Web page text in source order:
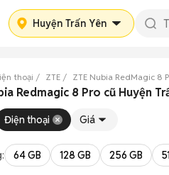
Huyện Trấn Yên
thoại ZTE ZTE Nubia RedMagic 8
Redmagic 8 Pro cũ Huyện
Điện thoại Giá
64 GB 128 GB 256 GB